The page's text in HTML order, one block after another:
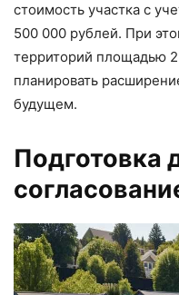
стоимость участка с
500 000 рублей. При
территорий площадью
планировать
будущем.
Подготовка